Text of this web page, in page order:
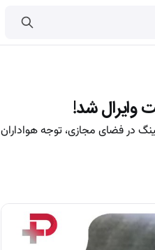
وایرال شد!
در فضای مجازی، توجه هواداران